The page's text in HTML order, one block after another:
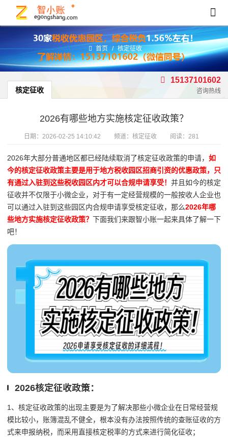
首页 / 核定征收
核定征收
15137101602
咨询热线
2026有哪些地方实施核定征收政策？
日期： 2026-02-25 14:10:42 频道： 核定征收 阅读：281
2026年大部分普通地区都已经陆续取消了核定征收政策的申请， 如
今的核定征收政策主要是用于地方税收园区招商引资的优惠政策，只
有通过入驻到这些税收园区内才可以合规申请享受！ 并且如今的核定
征收并不仅限于小微企业，对于有一定经营规模的一般按收人企业也
可以通过入驻到这些园区内合规申请享受核定征收，那么2026年哪
些地方实施核定征收政策？ 下面我们来跟智小账一起来具体了解一下
吧！
2026核定征收政策：
1、核定征收政策的出现主要是为了解决那些小微企业在日常经营规
模比较小，账簿混乱不健全，根本没有办法按照传统的查账征收的方
式来申报纳税，而采用直接核定税率的方式来进行简化征收；